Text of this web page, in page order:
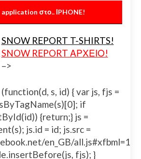
στο.. ΙPHONE!
SNOW REPORT T-SHIRTS!
SNOW REPORT ΑΡΧΕΙΟ!
–>
(function(d, s, id) { var js, fjs =
if
{return;} js =
js.id = id; js.src =
en_GB/
fjs); }